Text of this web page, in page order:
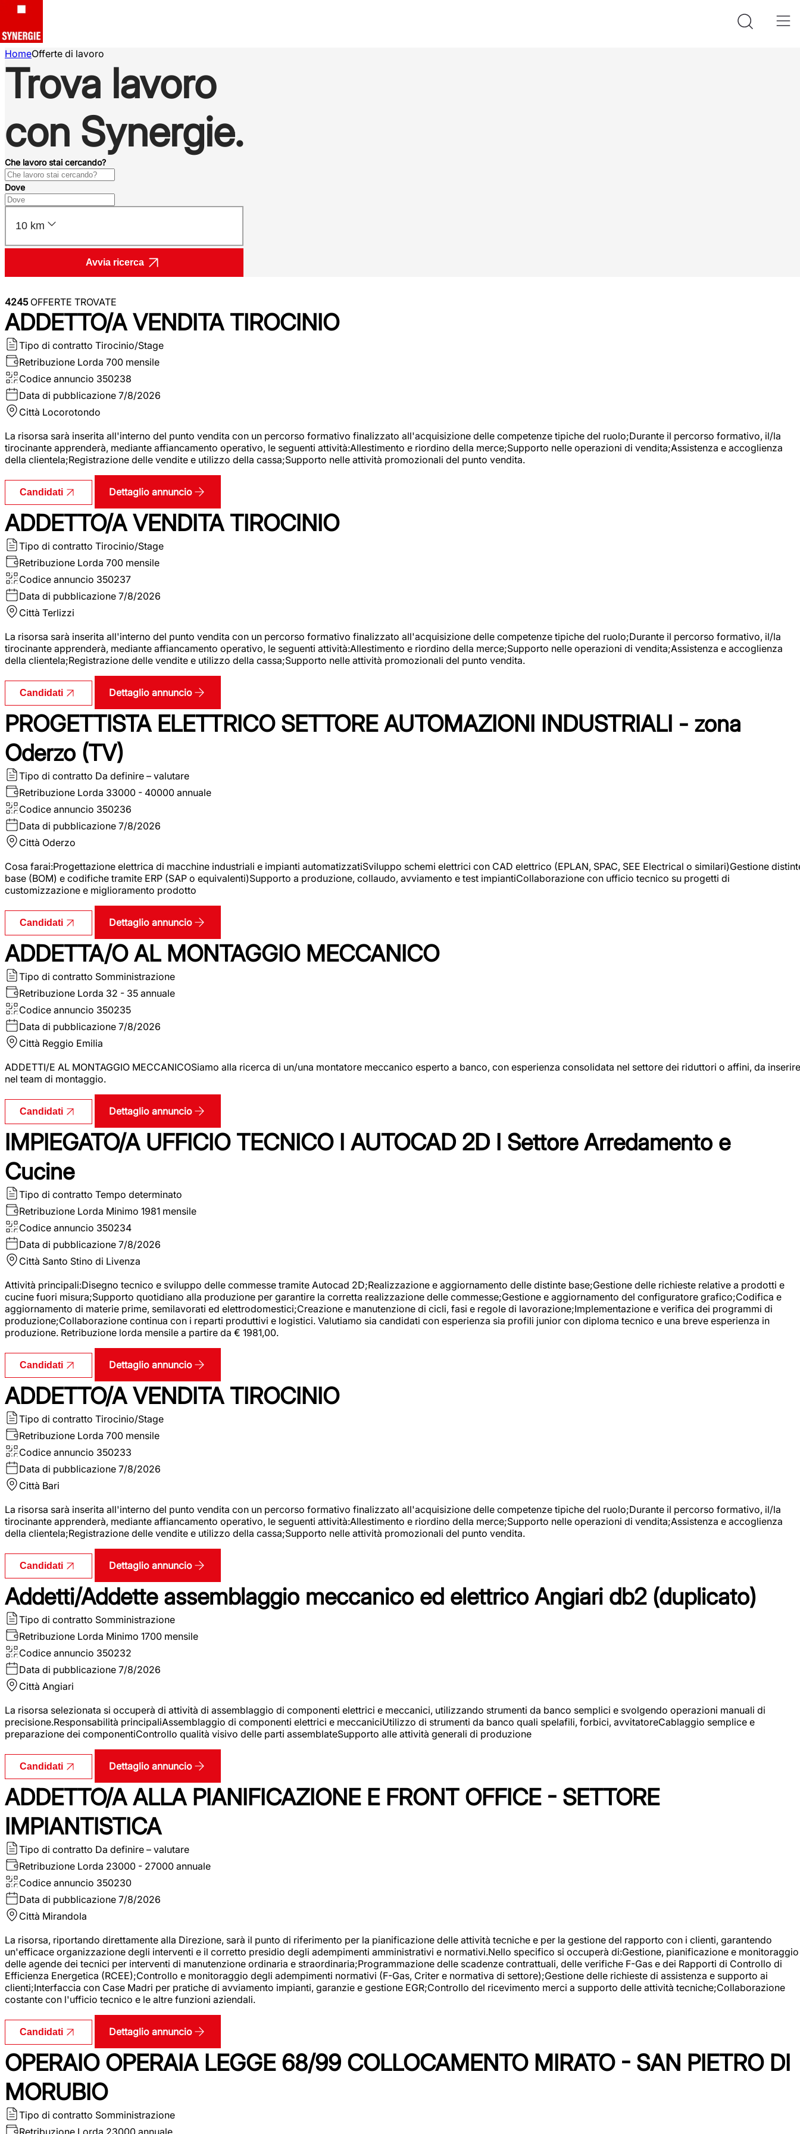
HomeOfferte di lavoro
Trova lavoro
con Synergie.
Che lavoro stai cercando?
Dove
10 km
Avvia ricerca
4245OFFERTE TROVATE
ADDETTO/A VENDITA TIROCINIO
Tipo di contratto Tirocinio/Stage
Retribuzione Lorda 700 mensile
Codice annuncio 350238
Data di pubblicazione 7/8/2026
Città Locorotondo
La risorsa sarà inserita all'interno del punto vendita con un percorso formativo finalizzato all'acquisizione delle competenze tipiche del ruolo;Durante il percorso formativo, il/la
tirocinante apprenderà, mediante affiancamento operativo, le seguenti attività:Allestimento e riordino della merce;Supporto nelle operazioni di vendita;Assistenza e accoglienza
della clientela;Registrazione delle vendite e utilizzo della cassa;Supporto nelle attività promozionali del punto vendita.
Candidati Dettaglio annuncio
ADDETTO/A VENDITA TIROCINIO
Tipo di contratto Tirocinio/Stage
Retribuzione Lorda 700 mensile
Codice annuncio 350237
Data di pubblicazione 7/8/2026
Città Terlizzi
La risorsa sarà inserita all'interno del punto vendita con un percorso formativo finalizzato all'acquisizione delle competenze tipiche del ruolo;Durante il percorso formativo, il/la
tirocinante apprenderà, mediante affiancamento operativo, le seguenti attività:Allestimento e riordino della merce;Supporto nelle operazioni di vendita;Assistenza e accoglienza
della clientela;Registrazione delle vendite e utilizzo della cassa;Supporto nelle attività promozionali del punto vendita.
Candidati Dettaglio annuncio
PROGETTISTA ELETTRICO SETTORE AUTOMAZIONI INDUSTRIALI - zona
Oderzo (TV)
Tipo di contratto Da definire – valutare
Retribuzione Lorda 33000 - 40000 annuale
Codice annuncio 350236
Data di pubblicazione 7/8/2026
Città Oderzo
Cosa farai:Progettazione elettrica di macchine industriali e impianti automatizzatiSviluppo schemi elettrici con CAD elettrico (EPLAN, SPAC, SEE Electrical o similari)Gestione
base (BOM) e codifiche tramite ERP (SAP o equivalenti)Supporto a produzione, collaudo, avviamento e test impiantiCollaborazione con ufficio tecnico su progetti di
customizzazione e miglioramento prodotto
Candidati Dettaglio annuncio
ADDETTA/O AL MONTAGGIO MECCANICO
Tipo di contratto Somministrazione
Retribuzione Lorda 32 - 35 annuale
Codice annuncio 350235
Data di pubblicazione 7/8/2026
Città Reggio Emilia
ADDETTI/E AL MONTAGGIO MECCANICOSiamo alla ricerca di un/una montatore meccanico esperto a banco, con esperienza consolidata nel settore dei riduttori o affini, da inserire
nel team di montaggio.
Candidati Dettaglio annuncio
IMPIEGATO/A UFFICIO TECNICO I AUTOCAD 2D I Settore Arredamento e
Cucine
Tipo di contratto Tempo determinato
Retribuzione Lorda Minimo 1981 mensile
Codice annuncio 350234
Data di pubblicazione 7/8/2026
Città Santo Stino di Livenza
Attività principali:Disegno tecnico e sviluppo delle commesse tramite Autocad 2D;Realizzazione e aggiornamento delle distinte base;Gestione delle richieste relative a prodotti e
cucine fuori misura;Supporto quotidiano alla produzione per garantire la corretta realizzazione delle commesse;Gestione e aggiornamento del configuratore grafico;Codifica e
aggiornamento di materie prime, semilavorati ed elettrodomestici;Creazione e manutenzione di cicli, fasi e regole di lavorazione;Implementazione e verifica dei programmi di
produzione;Collaborazione continua con i reparti produttivi e logistici. Valutiamo sia candidati con esperienza sia profili junior con diploma tecnico e una breve esperienza in
produzione. Retribuzione lorda mensile a partire da € 1981,00.
Candidati Dettaglio annuncio
ADDETTO/A VENDITA TIROCINIO
Tipo di contratto Tirocinio/Stage
Retribuzione Lorda 700 mensile
Codice annuncio 350233
Data di pubblicazione 7/8/2026
Città Bari
La risorsa sarà inserita all'interno del punto vendita con un percorso formativo finalizzato all'acquisizione delle competenze tipiche del ruolo;Durante il percorso formativo, il/la
tirocinante apprenderà, mediante affiancamento operativo, le seguenti attività:Allestimento e riordino della merce;Supporto nelle operazioni di vendita;Assistenza e accoglienza
della clientela;Registrazione delle vendite e utilizzo della cassa;Supporto nelle attività promozionali del punto vendita.
Candidati Dettaglio annuncio
Addetti/Addette assemblaggio meccanico ed elettrico Angiari db2 (duplicato)
Tipo di contratto Somministrazione
Retribuzione Lorda Minimo 1700 mensile
Codice annuncio 350232
Data di pubblicazione 7/8/2026
Città Angiari
La risorsa selezionata si occuperà di attività di assemblaggio di componenti elettrici e meccanici, utilizzando strumenti da banco semplici e svolgendo operazioni manuali di
precisione.Responsabilità principaliAssemblaggio di componenti elettrici e meccaniciUtilizzo di strumenti da banco quali spelafili, forbici, avvitatoreCablaggio semplice e
preparazione dei componentiControllo qualità visivo delle parti assemblateSupporto alle attività generali di produzione
Candidati Dettaglio annuncio
ADDETTO/A ALLA PIANIFICAZIONE E FRONT OFFICE - SETTORE
IMPIANTISTICA
Tipo di contratto Da definire – valutare
Retribuzione Lorda 23000 - 27000 annuale
Codice annuncio 350230
Data di pubblicazione 7/8/2026
Città Mirandola
La risorsa, riportando direttamente alla Direzione, sarà il punto di riferimento per la pianificazione delle attività tecniche e per la gestione del rapporto con i clienti, garantendo
un'efficace organizzazione degli interventi e il corretto presidio degli adempimenti amministrativi e normativi.Nello specifico si occuperà di:Gestione, pianificazione e monitoraggio
delle agende dei tecnici per interventi di manutenzione ordinaria e straordinaria;Programmazione delle scadenze contrattuali, delle verifiche F-Gas e dei Rapporti di Controllo di
Efficienza Energetica (RCEE);Controllo e monitoraggio degli adempimenti normativi (F-Gas, Criter e normativa di settore);Gestione delle richieste di assistenza e supporto ai
clienti;Interfaccia con Case Madri per pratiche di avviamento impianti, garanzie e gestione EGR;Controllo del ricevimento merci a supporto delle attività tecniche;Collaborazione
costante con l'ufficio tecnico e le altre funzioni aziendali.
Candidati Dettaglio annuncio
OPERAIO OPERAIA LEGGE 68/99 COLLOCAMENTO MIRATO - SAN PIETRO DI
MORUBIO
Tipo di contratto Somministrazione
Retribuzione Lorda 23000 annuale